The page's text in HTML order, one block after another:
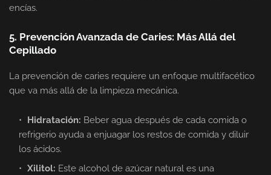
encías.
5. Prevención Avanzada de Caries: Más Allá del
Cepillado
La prevención de caries requiere un enfoque multifacético
que va más allá de la limpieza mecánica.
Hidratación: Beber agua después de cada comida o
refrigerio ayuda a enjuagar los restos de comida y diluir
los ácidos.
Xilitol: Este alcohol de azúcar natural es una